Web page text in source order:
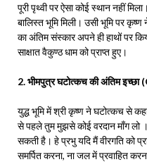
पूरी पृथ्वी पर ऐसा कोई स्थान नहीं
बालिस्त भूमि मिली। उसी भूमि पर
का अंतिम संस्कार अपने ही हाथों पर
साक्षात वैकुण्ठ धाम को प्राप्त हुए।
2. भीमपुत्र घटोत्कच की अंतिम
युद्ध भूमि में श्री कृष्ण ने घटोत्कच से
से पहले तुम मुझसे कोई वरदान माँग लो
सकती है। हे प्रभु यदि मैं वीरगति को
समर्पित करना, ना जल में प्रवाहित